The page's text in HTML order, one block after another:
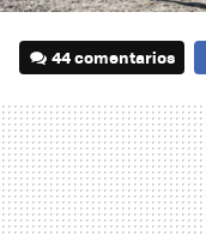
44 comentarios